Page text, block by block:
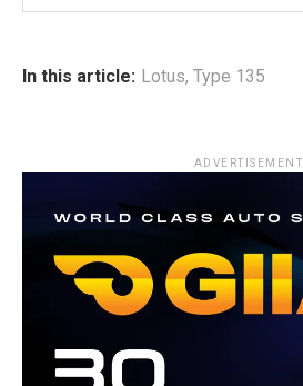
In this article: Lotus, Type 135
ADVERTISEMENT